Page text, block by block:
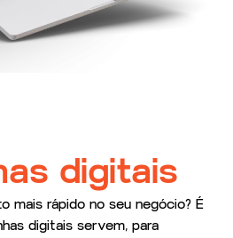
digitais
mais rápido no seu negócio? É
digitais servem, para